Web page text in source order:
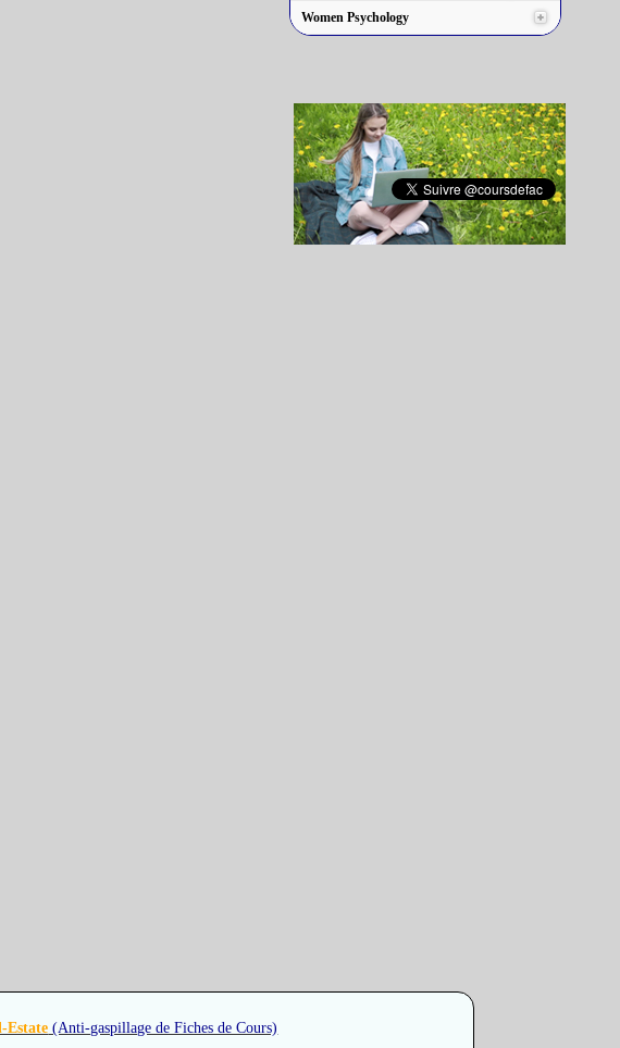
Women Psychology
Estate (Anti-gaspillage de Fiches de Cours)